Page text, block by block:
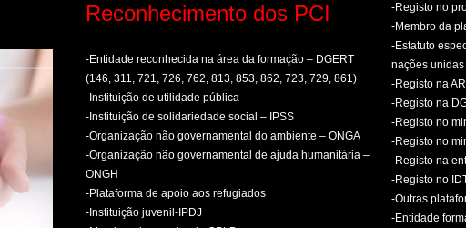
Reconhecimento dos PCI
-Entidade reconhecida na área da formação – DGERT
(146, 311, 721, 726, 762, 813, 853, 862, 723, 729, 861)
-Instituição de utilidade pública
-Instituição de solidariedade social – IPSS
-Organização não governamental do ambiente – ONGA
-Organização não governamental de ajuda humanitária –
ONGH
-Plataforma de apoio aos refugiados
-Instituição juvenil-IPDJ
-Registo no
-Membro da
-Estatuto
nações unidas
-Registo na
-Registo na
-Registo no
-Registo no
-Registo na
-Registo no
-Outras
-Entidade